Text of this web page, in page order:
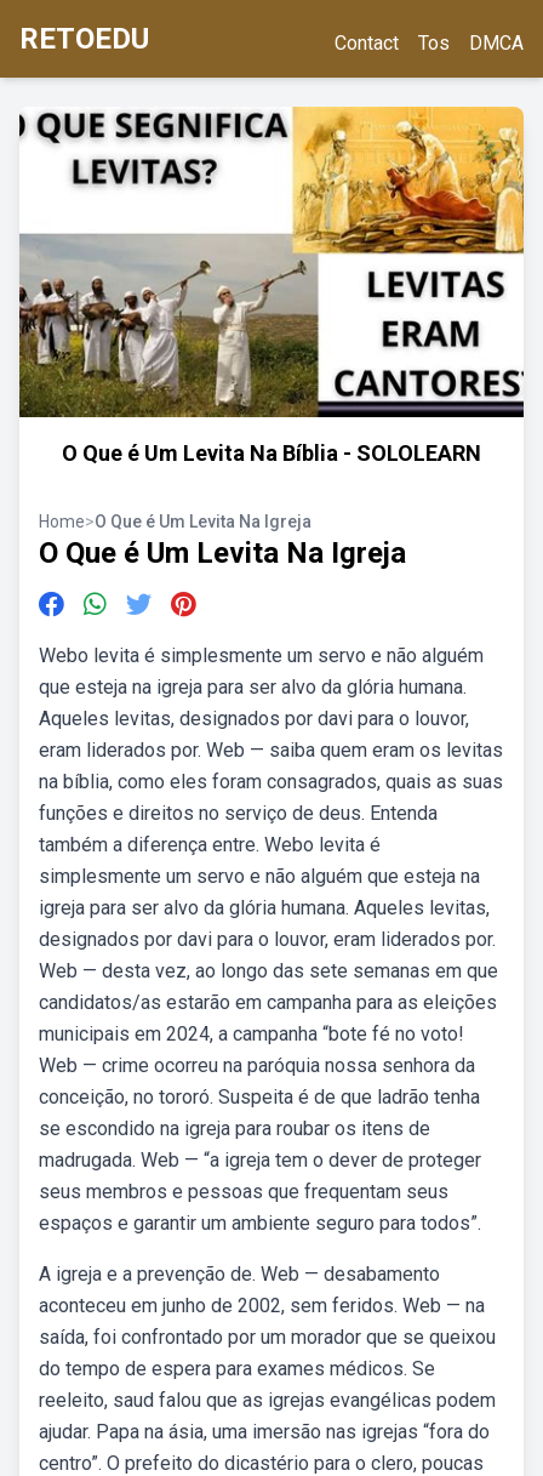
RETOEDU Contact Tos DMCA
O Que é Um Levita Na Bíblia - SOLOLEARN
Home>O Que é Um Levita Na Igreja
O Que é Um Levita Na Igreja
Webo levita é simplesmente um servo e não alguém
que esteja na igreja para ser alvo da glória humana.
Aqueles levitas, designados por davi para o louvor,
eram liderados por. Web — saiba quem eram os levitas
na bíblia, como eles foram consagrados, quais as suas
funções e direitos no serviço de deus. Entenda
também a diferença entre. Webo levita é
simplesmente um servo e não alguém que esteja na
igreja para ser alvo da glória humana. Aqueles levitas,
designados por davi para o louvor, eram liderados por.
Web — desta vez, ao longo das sete semanas em que
candidatos/as estarão em campanha para as eleições
municipais em 2024, a campanha “bote fé no voto!
Web — crime ocorreu na paróquia nossa senhora da
conceição, no tororó. Suspeita é de que ladrão tenha
se escondido na igreja para roubar os itens de
madrugada. Web — “a igreja tem o dever de proteger
seus membros e pessoas que frequentam seus
espaços e garantir um ambiente seguro para todos”.
A igreja e a prevenção de. Web — desabamento
aconteceu em junho de 2002, sem feridos. Web — na
saída, foi confrontado por um morador que se queixou
do tempo de espera para exames médicos. Se
reeleito, saud falou que as igrejas evangélicas podem
ajudar. Papa na ásia, uma imersão nas igrejas “fora do
centro”. O prefeito do dicastério para o clero, poucas